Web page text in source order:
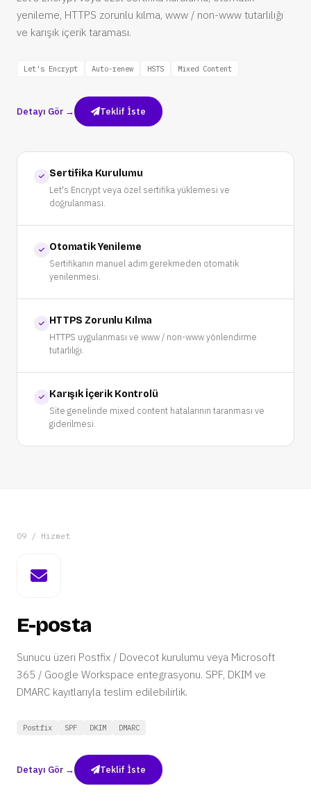
yenileme, HTTPS zorunlu kılma, www / non-www tutarlılığı
ve karışık içerik taraması.
Let's Encrypt Auto-renew HSTS Mixed Content
Detayı Gör → Teklif İste
Sertifika Kurulumu
Let's Encrypt veya özel sertifika yüklemesi ve
doğrulanması.
Otomatik Yenileme
Sertifikanın manuel adım gerekmeden otomatik
yenilenmesi.
HTTPS Zorunlu Kılma
HTTPS uygulanması ve www / non-www yönlendirme
tutarlılığı.
Karışık İçerik Kontrolü
Site genelinde mixed content hatalarının taranması ve
giderilmesi.
09 / Hizmet
E-posta
Sunucu üzeri Postfix / Dovecot kurulumu veya Microsoft
365 / Google Workspace entegrasyonu. SPF, DKIM ve
DMARC kayıtlarıyla teslim edilebilirlik.
Postfix SPF DKIM DMARC
Detayı Gör → Teklif İste